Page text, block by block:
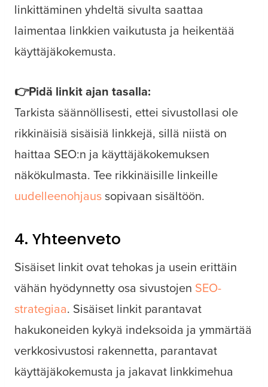
linkittäminen yhdeltä sivulta saattaa
laimentaa linkkien vaikutusta ja heikentää
käyttäjäkokemusta.
👉Pidä linkit ajan tasalla:
Tarkista säännöllisesti, ettei sivustollasi ole
rikkinäisiä sisäisiä linkkejä, sillä niistä on
haittaa SEO:n ja käyttäjäkokemuksen
näkökulmasta. Tee rikkinäisille linkeille
uudelleenohjaussopivaan sisältöön.
4. Yhteenveto
Sisäiset linkit ovat tehokas ja usein erittäin
vähän hyödynnetty osa sivustojen SEO-
strategiaa. Sisäiset linkit parantavat
hakukoneiden kykyä indeksoida ja ymmärtää
verkkosivustosi rakennetta, parantavat
käyttäjäkokemusta ja jakavat linkkimehua